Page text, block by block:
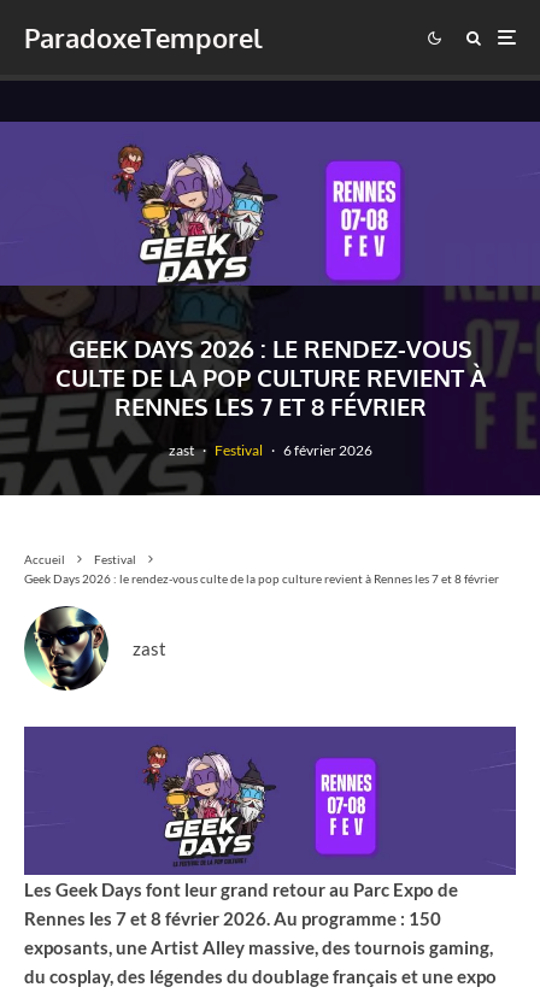
ParadoxeTemporel
GEEK DAYS 2026 : LE RENDEZ-VOUS
CULTE DE LA POP CULTURE REVIENT À
RENNES LES 7 ET 8 FÉVRIER
zast · Festival · 6 février 2026
Accueil
Festival
Geek Days 2026 : le rendez-vous culte de la pop culture revient à Rennes les 7 et 8 février
zast
Les Geek Days font leur grand retour au Parc Expo de
Rennes les 7 et 8 février 2026. Au programme : 150
exposants, une Artist Alley massive, des tournois gaming,
du cosplay, des légendes du doublage français et une expo